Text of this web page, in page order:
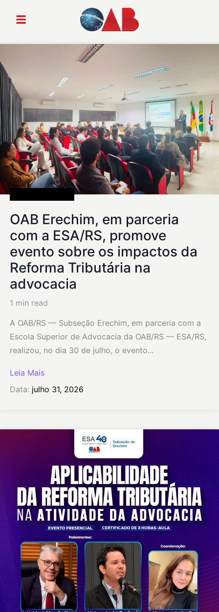
OAB Erechim, em parceria
com a ESA/RS, promove
evento sobre os impactos da
Reforma Tributária na
advocacia
1 min read
A OAB/RS — Subseção Erechim, em parceria com a
Escola Superior de Advocacia da OAB/RS — ESA/RS,
realizou, no dia 30 de julho, o evento...
Leia Mais
Data: julho 31, 2026